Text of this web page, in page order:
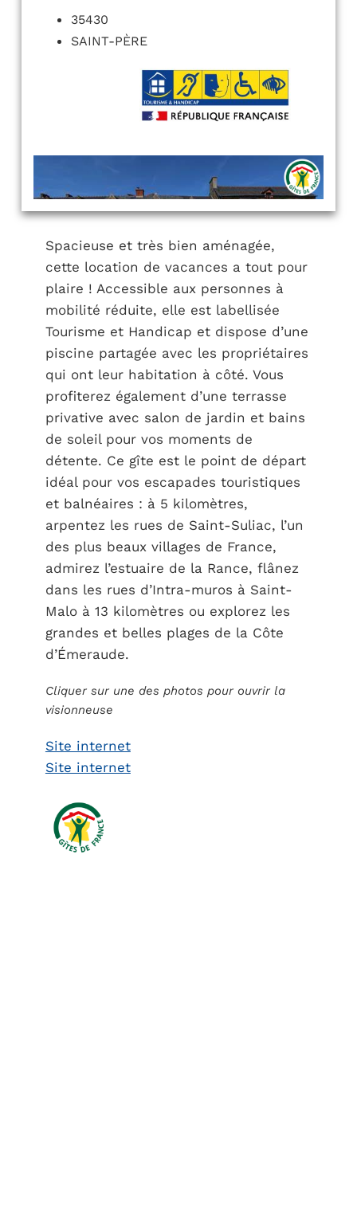
35430
SAINT-PÈRE
Spacieuse et très bien aménagée,
cette location de vacances a tout pour
plaire ! Accessible aux personnes à
mobilité réduite, elle est labellisée
Tourisme et Handicap et dispose d’une
piscine partagée avec les propriétaires
qui ont leur habitation à côté. Vous
profiterez également d’une terrasse
privative avec salon de jardin et bains
de soleil pour vos moments de
détente. Ce gîte est le point de départ
idéal pour vos escapades touristiques
et balnéaires : à 5 kilomètres,
arpentez les rues de Saint-Suliac, l’un
des plus beaux villages de France,
admirez l’estuaire de la Rance, flânez
dans les rues d’Intra-muros à Saint-
Malo à 13 kilomètres ou explorez les
grandes et belles plages de la Côte
d’Émeraude.
Cliquer sur une des photos pour ouvrir la
visionneuse
Site internet
Site internet